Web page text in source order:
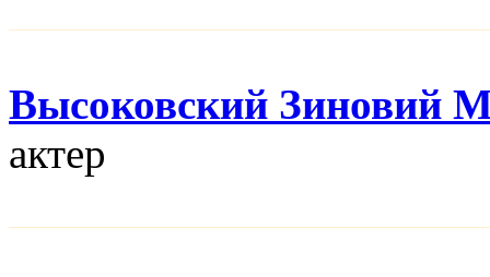
Высоковский Зиновий
актер